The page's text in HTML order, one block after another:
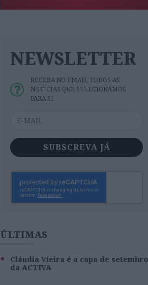
NEWSLETTER
RECEBA NO EMAIL TODOS AS
NOTÍCIAS QUE SELECIONÁMOS
PARA SI
SUBSCREVA JÁ
ÚLTIMAS
Cláudia Vieira é a capa de setembro
da ACTIVA